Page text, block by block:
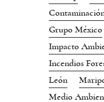
Grupo México
Impacto
Incendios
León
Medio